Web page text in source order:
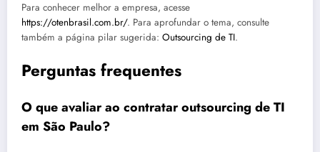
Para conhecer melhor a empresa, acesse
https://otenbrasil.com.br/. Para aprofundar o tema, consulte
também a página pilar sugerida: Outsourcing de TI.
Perguntas frequentes
O que avaliar ao contratar outsourcing de TI
em São Paulo?